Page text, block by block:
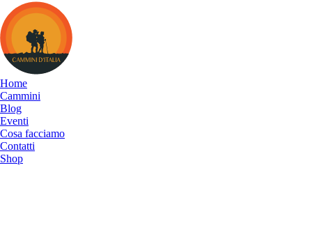
Cammini
d&#039;Italia
Home
Cammini
Blog
Eventi
Cosa facciamo
Contatti
Shop